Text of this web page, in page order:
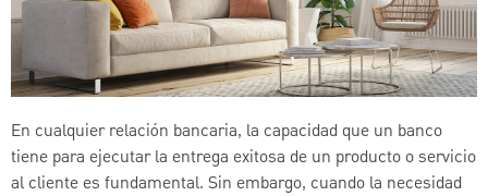
En cualquier relación bancaria, la capacidad que un banco
tiene para ejecutar la entrega exitosa de un producto o servicio
al cliente es fundamental. Sin embargo, cuando la necesidad